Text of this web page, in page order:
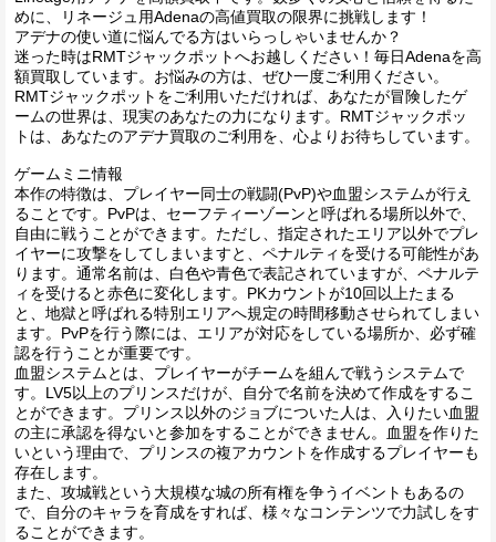
めに、リネージュ用Adenaの高値買取の限界に挑戦します！
アデナの使い道に悩んでる方はいらっしゃいませんか？
迷った時はRMTジャックポットへお越しください！毎日Adenaを高
額買取しています。お悩みの方は、ぜひ一度ご利用ください。
RMTジャックポットをご利用いただければ、あなたが冒険したゲ
ームの世界は、現実のあなたの力になります。RMTジャックポッ
トは、あなたのアデナ買取のご利用を、心よりお待ちしています。
ゲームミニ情報
本作の特徴は、プレイヤー同士の戦闘(PvP)や血盟システムが行え
ることです。PvPは、セーフティーゾーンと呼ばれる場所以外で、
自由に戦うことができます。ただし、指定されたエリア以外でプレ
イヤーに攻撃をしてしまいますと、ペナルティを受ける可能性があ
ります。通常名前は、白色や青色で表記されていますが、ペナルテ
ィを受けると赤色に変化します。PKカウントが10回以上たまる
と、地獄と呼ばれる特別エリアへ規定の時間移動させられてしまい
ます。PvPを行う際には、エリアが対応をしている場所か、必ず確
認を行うことが重要です。
血盟システムとは、プレイヤーがチームを組んで戦うシステムで
す。LV5以上のプリンスだけが、自分で名前を決めて作成をするこ
とができます。プリンス以外のジョブについた人は、入りたい血盟
の主に承認を得ないと参加をすることができません。血盟を作りた
いという理由で、プリンスの複アカウントを作成するプレイヤーも
存在します。
また、攻城戦という大規模な城の所有権を争うイベントもあるの
で、自分のキャラを育成をすれば、様々なコンテンツで力試しをす
ることができます。